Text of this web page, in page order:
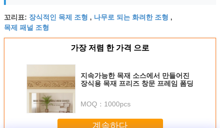
꼬리표: 장식적인 목제 조형 , 나무로 되는 화려한 조형 ,
목제 패널 조형
가장 저렴 한 가격 으로
지속가능한 목재 소스에서 만들어진
장식용 목재 프리즈 창문 프레임 폼딩
MOQ： 1000pcs
계속하다